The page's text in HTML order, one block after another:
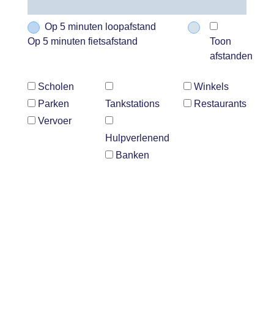
Op 5 minuten loopafstand
Op 5 minuten fietsafstand
Toon
afstanden
Scholen
Parken
Vervoer
Tankstations
Hulpverlenend
Banken
Winkels
Restaurants